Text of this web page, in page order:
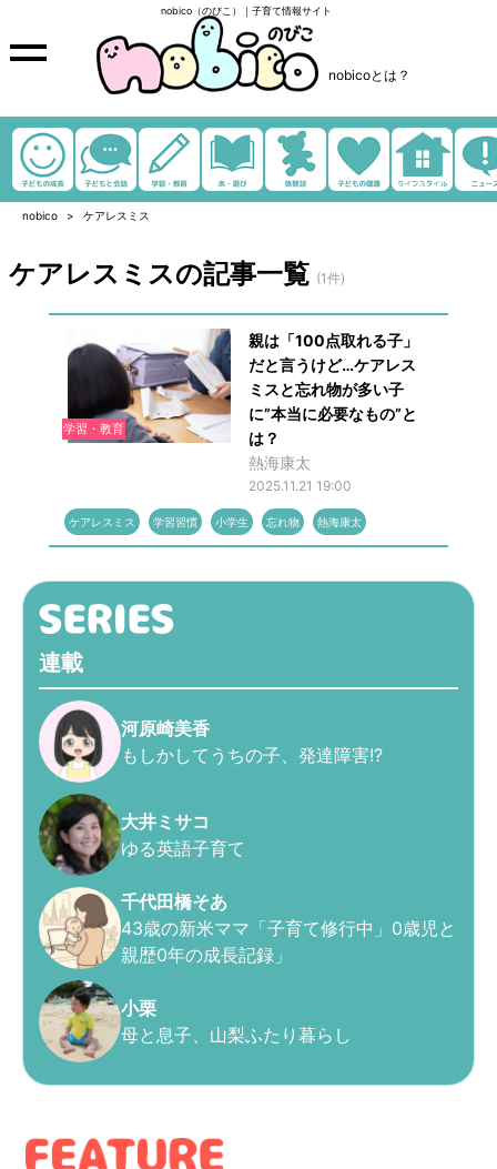
nobico（のびこ）｜子育て情報サイト
nobicoとは？
nobico ケアレスミス
ケアレスミスの記事一覧 (1件)
学習・教育
親は「100点取れる子」
だと言うけど…ケアレス
ミスと忘れ物が多い子
に”本当に必要なもの”と
は？
熱海康太
2025.11.21 19:00
ケアレスミス 学習習慣 小学生 忘れ物 熱海康太
連載
河原崎美香
もしかしてうちの子、発達障害!?
大井ミサコ
ゆる英語子育て
千代田橋そあ
43歳の新米ママ「子育て修行中」0歳児と
親歴0年の成長記録」
小栗
母と息子、山梨ふたり暮らし